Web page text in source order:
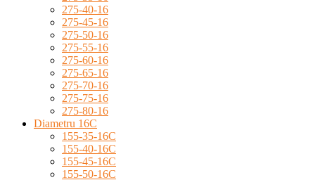
275-40-16
275-45-16
275-50-16
275-55-16
275-60-16
275-65-16
275-70-16
275-75-16
275-80-16
Diametru 16C
155-35-16C
155-40-16C
155-45-16C
155-50-16C